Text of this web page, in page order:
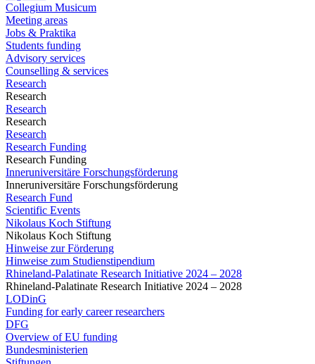
Collegium Musicum
Meeting areas
Jobs & Praktika
Students funding
Advisory services
Counselling & services
Research
Research
Research
Research
Research
Research Funding
Research Funding
Inneruniversitäre Forschungsförderung
Inneruniversitäre Forschungsförderung
Research Fund
Scientific Events
Nikolaus Koch Stiftung
Nikolaus Koch Stiftung
Hinweise zur Förderung
Hinweise zum Studienstipendium
Rhineland-Palatinate Research Initiative 2024 – 2028
Rhineland-Palatinate Research Initiative 2024 – 2028
LODinG
Funding for early career researchers
DFG
Overview of EU funding
Bundesministerien